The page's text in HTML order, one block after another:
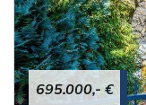
695.000,- €